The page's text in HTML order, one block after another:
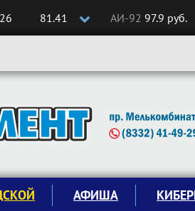
81.41 АИ-92 97.9 руб.
АФИША